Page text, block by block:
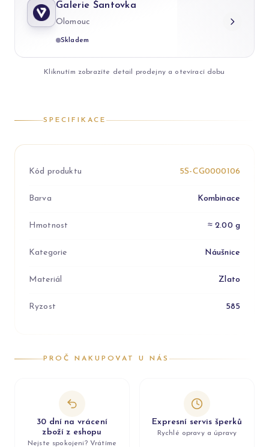
Galerie Šantovka
Olomouc
Skladem
Kliknutím zobrazíte detail prodejny a otevírací dobu
SPECIFIKACE
Kód produktu 5S-CG0000106
Barva Kombinace
Hmotnost ≈ 2.00 g
Kategorie Náušnice
Materiál Zlato
Ryzost 585
PROČ NAKUPOVAT U NÁS
30 dní na vrácení
zboží z eshopu
Nejste spokojeni? Vrátíme
Expresní servis šperků
Rychlé opravy a úpravy